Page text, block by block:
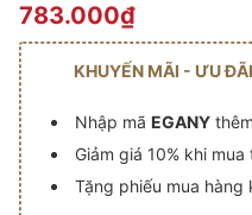
783.000₫
KHUYẾN MÃI - ƯU ĐÃI
Nhập mã EGANY
Giảm giá 10% khi
Tặng phiếu mua